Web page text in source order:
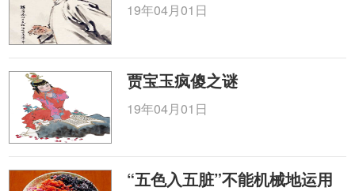
19年04月01日
贾宝玉疯傻之谜
19年04月01日
“五色入五脏”不能机械地运用